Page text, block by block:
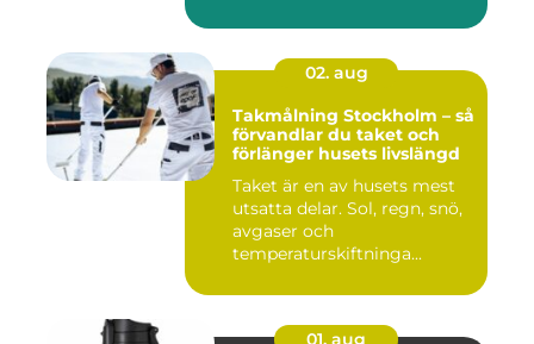
02. aug
Takmålning Stockholm – så
förvandlar du taket och
förlänger husets livslängd
Taket är en av husets mest
utsatta delar. Sol, regn, snö,
avgaser och
temperaturskiftninga...
01. aug